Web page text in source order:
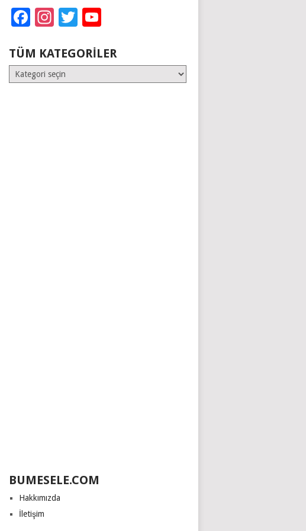
Facebook
Instagram
Twitter
TÜM KATEGORILER
Tüm
Kategoriler
BUMESELE.COM
Hakkımızda
İletişim